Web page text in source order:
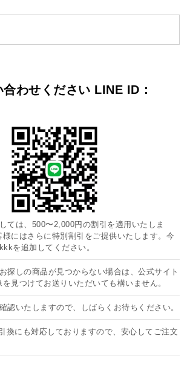
わせください LINE ID：
ては、500〜2,000円の割引を適用いたしま
にはさらに特別割引をご提供いたします。今
を追加してください。
探しの商品が見つからない場合は、公式サイト
見つけてお送りいただいても構いません。
認いたしますので、しばらくお待ちください。
換にも対応しておりますので、安心してご注文